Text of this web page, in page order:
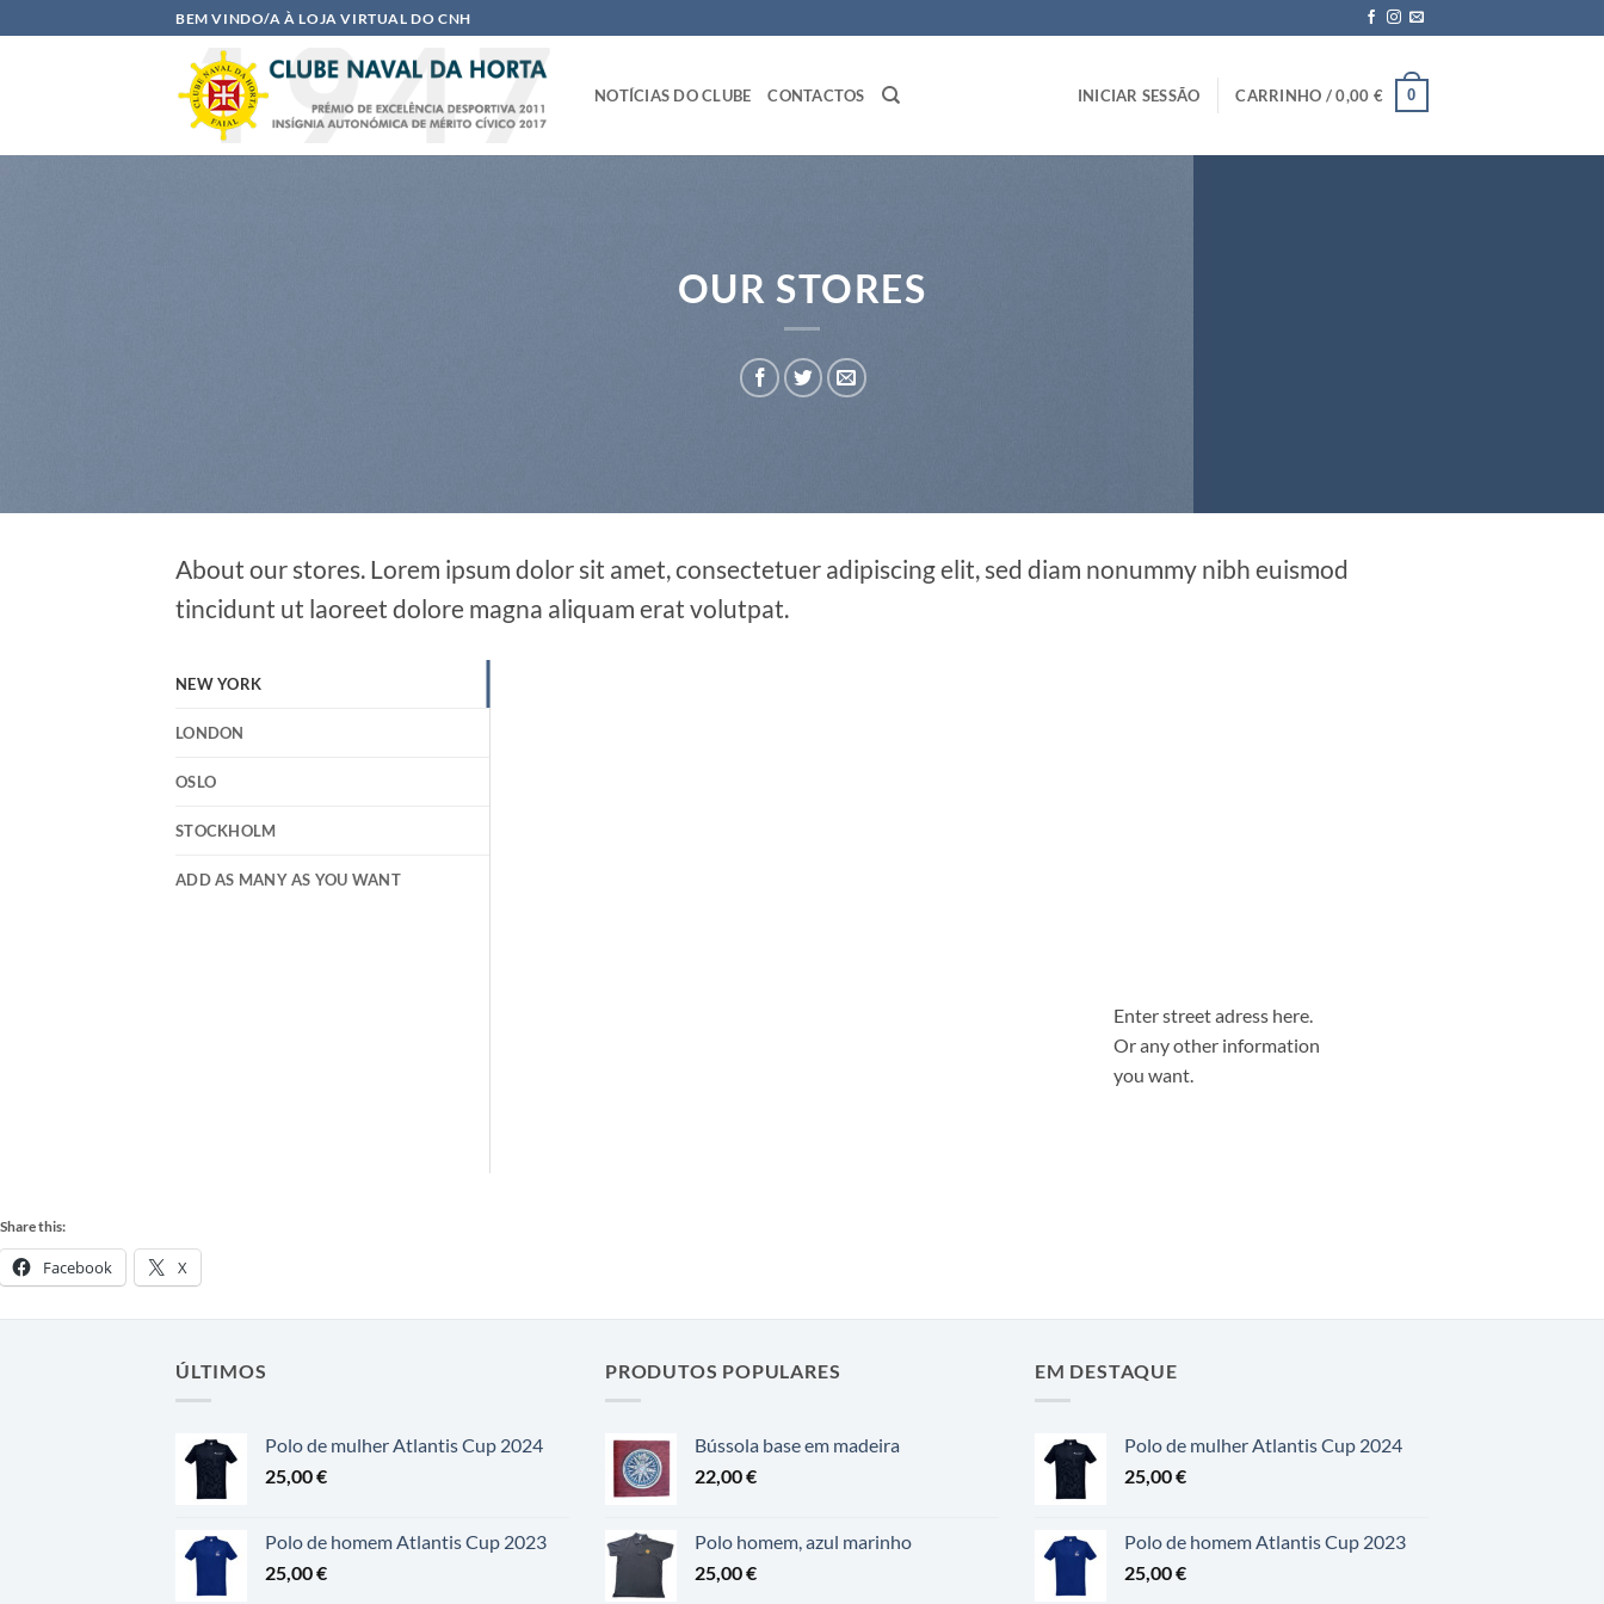
to
BEM VINDO/A À LOJA VIRTUAL DO CNH
NOTÍCIAS DO CLUBE CONTACTOS INICIAR SESSÃO CARRINHO /0,00 € 0
OUR STORES
About our stores. Lorem ipsum dolor sit amet, consectetuer adipiscing elit, sed diam nonummy nibh euismod
tincidunt ut laoreet dolore magna aliquam erat volutpat.
NEW YORK
LONDON
OSLO
STOCKHOLM
ADD AS MANY AS YOU WANT
Enter street adress here.
Or any other information
you want.
Share this:
Facebook X
ÚLTIMOS
Polo de mulher Atlantis Cup 2024
25,00€
Polo de homem Atlantis Cup 2023
25,00€
PRODUTOS POPULARES
Bússola base em madeira
22,00€
Polo homem, azul marinho
25,00€
EM DESTAQUE
Polo de mulher Atlantis Cup 2024
25,00€
Polo de homem Atlantis Cup 2023
25,00€